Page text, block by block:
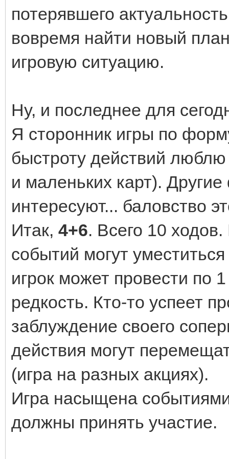
потерявшего
вовремя найти новый
игровую ситуацию.
Ну, и последнее для
Я сторонник игры по
быстроту действий
и маленьких карт).
интересуют... баловство
Итак, 4+6. Всего 10
событий могут
игрок может провести по
редкость. Кто-то успеет
заблуждение своего
действия могут
(игра на разных акциях).
Игра насыщена
должны принять участие.